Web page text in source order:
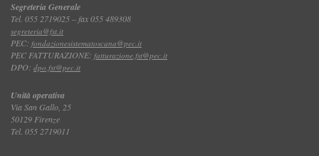
Segreteria Generale
Tel. 055 2719025 – fax 055 489308
segreteria@fst.it
PEC: fondazionesistematoscana@pec.it
PEC FATTURAZIONE: fatturazione.fst@pec.it
DPO: dpo.fst@pec.it
Unità operativa
Via San Gallo, 25
50129 Firenze
Tel. 055 2719011